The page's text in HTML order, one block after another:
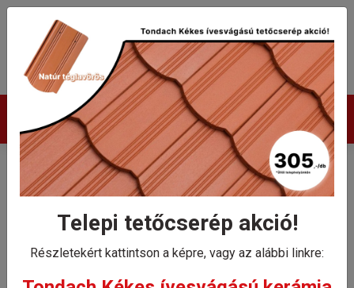
Termékek
Tondach Kékes Plus íves
hornyolt gerinccserép
gerincrögzítővel
Telepi tetőcserép akció!
Részletekért kattintson a képre, vagy az alábbi linkre: